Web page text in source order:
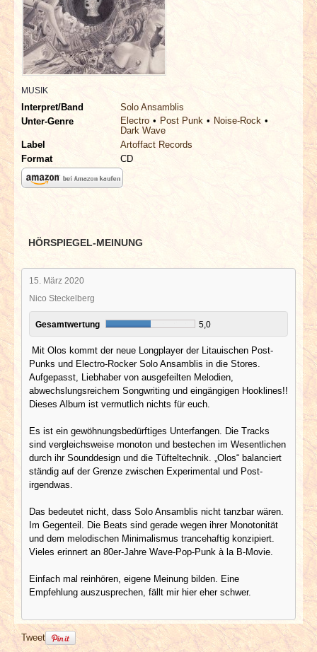
INTERVIEWS
SPECIALS
REDAKTION
ARCHIV
MUSIK
Interpret/Band
Solo Ansamblis
Unter-Genre
Electro Post Punk
Noise-Rock
Dark Wave
Label
Artoffact Records
Format
CD
HÖRSPIEGEL-MEINUNG
15. März 2020
Nico Steckelberg
Gesamtwertung 5,0
Mit Olos kommt der neue Longplayer der Litauischen Post-
Punks und Electro-Rocker Solo Ansamblis in die Stores.
Aufgepasst, Liebhaber von ausgefeilten Melodien,
abwechslungsreichem Songwriting und eingängigen Hooklines!!
Dieses Album ist vermutlich nichts für euch.
Es ist ein gewöhnungsbedürftiges Unterfangen. Die Tracks
sind vergleichsweise monoton und bestechen im Wesentlichen
durch ihr Sounddesign und die Tüfteltechnik. „Olos“ balanciert
ständig auf der Grenze zwischen Experimental und Post-
irgendwas.
Das bedeutet nicht, dass Solo Ansamblis nicht tanzbar wären.
Im Gegenteil. Die Beats sind gerade wegen ihrer Monotonität
und dem melodischen Minimalismus trancehaftig konzipiert.
Vieles erinnert an 80er-Jahre Wave-Pop-Punk à la B-Movie.
Einfach mal reinhören, eigene Meinung bilden. Eine
Empfehlung auszusprechen, fällt mir hier eher schwer.
Tweet